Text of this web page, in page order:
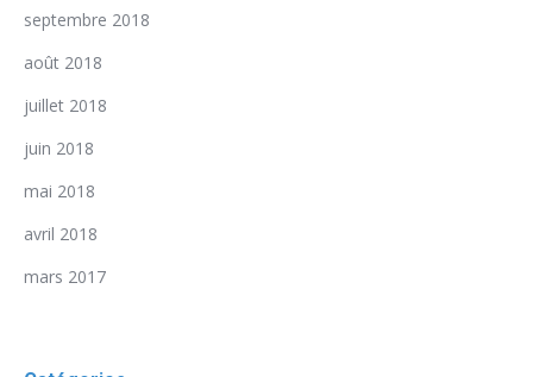
septembre 2018
août 2018
juillet 2018
juin 2018
mai 2018
avril 2018
mars 2017